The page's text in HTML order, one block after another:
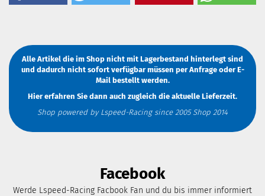
Alle Artikel die im Shop nicht mit Lagerbestand hinterlegt sind
und dadurch nicht sofort verfügbar müssen per AnfrageoderE-
Mailbestellt werden.
Hier erfahren Sie dann auch zugleich die aktuelle Lieferzeit.
Shop powered by Lspeed-Racing since 2005 Shop 2014
Facebook
Werde Lspeed-Racing Facbook Fan und du bis immer informiert